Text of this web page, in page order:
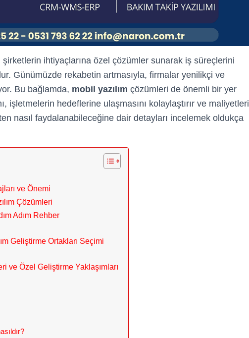
şirketlerin ihtiyaçlarına özel çözümler sunarak iş süreçlerini
Günümüzde rekabetin artmasıyla, firmalar yenilikçi ve
Bu bağlamda, mobil yazılım çözümleri de önemli bir yer
işletmelerin hedeflerine ulaşmasını kolaylaştırır ve maliyetleri
nasıl faydalanabileceğine dair detayları incelemek oldukça
ve Önemi
Çözümleri
Adım Rehber
Geliştirme Ortakları Seçimi
ve Özel Geliştirme Yaklaşımları